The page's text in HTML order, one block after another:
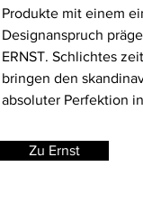
Produkte mit einem
Designanspruch
ERNST. Schlichtes
bringen den
absoluter Perfektion
Zu Ernst